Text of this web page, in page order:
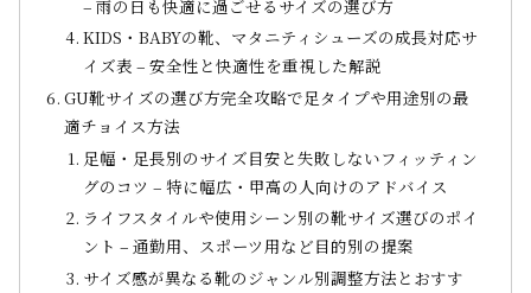
– 雨の日も快適に過ごせるサイズの選び方
KIDS・BABYの靴、マタニティシューズの成長対応サ
イズ表 – 安全性と快適性を重視した解説
GU靴サイズの選び方完全攻略で足タイプや用途別の最
適チョイス方法
足幅・足長別のサイズ目安と失敗しないフィッティン
グのコツ – 特に幅広・甲高の人向けのアドバイス
ライフスタイルや使用シーン別の靴サイズ選びのポイ
ント – 通勤用、スポーツ用など目的別の提案
サイズ感が異なる靴のジャンル別調整方法とおすす